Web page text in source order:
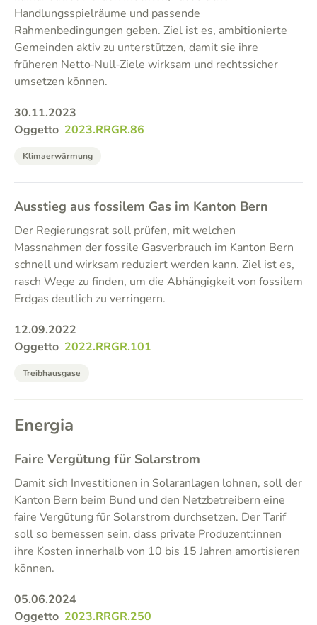
Handlungsspielräume und passende
Rahmenbedingungen geben. Ziel ist es, ambitionierte
Gemeinden aktiv zu unterstützen, damit sie ihre
früheren Netto‑Null‑Ziele wirksam und rechtssicher
umsetzen können.
30.11.2023
Oggetto 2023.RRGR.86
Klimaerwärmung
Ausstieg aus fossilem Gas im Kanton Bern
Der Regierungsrat soll prüfen, mit welchen
Massnahmen der fossile Gasverbrauch im Kanton Bern
schnell und wirksam reduziert werden kann. Ziel ist es,
rasch Wege zu finden, um die Abhängigkeit von fossilem
Erdgas deutlich zu verringern.
12.09.2022
Oggetto 2022.RRGR.101
Treibhausgase
Energia
Faire Vergütung für Solarstrom
Damit sich Investitionen in Solaranlagen lohnen, soll der
Kanton Bern beim Bund und den Netzbetreibern eine
faire Vergütung für Solarstrom durchsetzen. Der Tarif
soll so bemessen sein, dass private Produzent:innen
ihre Kosten innerhalb von 10 bis 15 Jahren amortisieren
können.
05.06.2024
Oggetto 2023.RRGR.250